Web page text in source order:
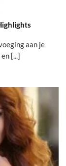
aan je
[...]